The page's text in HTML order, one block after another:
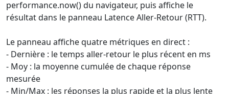
performance.now() du navigateur, puis affiche le
résultat dans le panneau Latence Aller-Retour (RTT).
Le panneau affiche quatre métriques en direct :
- Dernière : le temps aller-retour le plus récent en ms
- Moy : la moyenne cumulée de chaque réponse
mesurée
- Min/Max : les réponses la plus rapide et la plus lente